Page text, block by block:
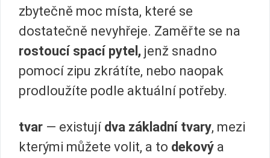
zbytečně moc místa, které se
dostatečně nevyhřeje. Zaměřte se na
rostoucí spací pytel, jenž snadno
pomocí zipu zkrátíte, nebo naopak
prodloužíte podle aktuální potřeby.
tvar — existují dva základní tvary, mezi
kterými můžete volit, a to dekový a